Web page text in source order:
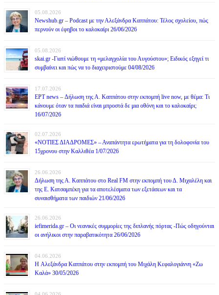
05.08.2026
Newshub.gr – Podcast με την Αλεξάνδρα Καππάτου: Τέλος σχολείου, πώς
περνούν οι έφηβοι το καλοκαίρι 26/06/2026
05.08.2026
skai.gr -Γιατί νιώθουμε τη «μελαγχολία του Αυγούστου»; Ειδικός εξηγεί τι
συμβαίνει και πώς να το διαχειριστούμε 04/08/2026
17.07.2026
ΕΡΤ news – Δήλωση της Α. Καππάτου στην εκπομπή live now, με θέμα: Τι
κάνουμε όταν τα παιδιά είναι μπροστά δε μια οθόνη και το καλοκαίρι;
16/07/2026
02.07.2026
«ΝΟΤΙΕΣ ΔΙΑΔΡΟΜΕΣ» – Αναπάντητα ερωτήματα για τη δολοφονία του
15χρονου στην Καλλιθέα 1/07/2026
26.06.2026
Δήλωση της Α. Καππάτου στο Real FM στην εκπομπή του Δ. Μιχαλέλη και
της Ε. Κατσαμπέκη για τα αποτελέσματα των εξετάσεων και τα
συναισθήματα των παιδιών 21/06/2026
26.06.2026
iefimerida.gr – Οι νεανικές συμμορίες της διπλανής πόρτας -Πώς οδηγούνται
οι ανήλικοι στην παραβατικότητα 26/06/2026
04.06.2026
H Αλεξάνδρα Καππάτου στην εκπομπή του Μιχάλη Κεφαλογιάννη «Ζω
Καλά» 30/05/2026
04.06.2026